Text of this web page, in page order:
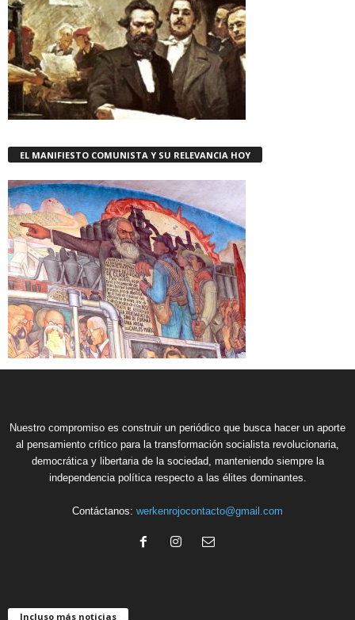
EL MANIFIESTO COMUNISTA Y SU RELEVANCIA HOY
Nuestro compromiso es construir un periódico que busca hacer un aporte
al pensamiento crítico para la transformación socialista revolucionaria,
democrática y libertaria de la sociedad, manteniendo siempre la
independencia política respecto a las élites dominantes.
Contáctanos: werkenrojocontacto@gmail.com
Incluso más noticias